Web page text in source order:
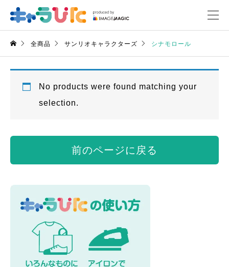
全商品 サンリオキャラクターズ シナモロール
No products were found matching your
selection.
前のページに戻る